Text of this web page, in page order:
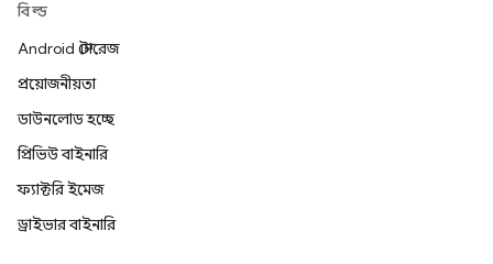
বিল্ড
Android স্টোরেজ
প্রয়োজনীয়তা
ডাউনলোড হচ্ছে
প্রিভিউ বাইনারি
ফ্যাক্টরি ইমেজ
ড্রাইভার বাইনারি